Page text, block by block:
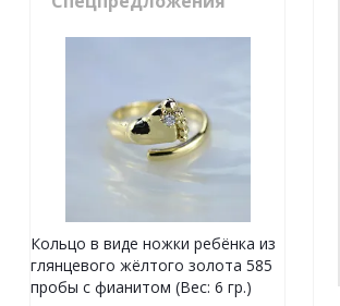
Кольцо в виде ножки ребёнка из
глянцевого жёлтого золота 585
пробы с фианитом (Вес: 6 гр.)